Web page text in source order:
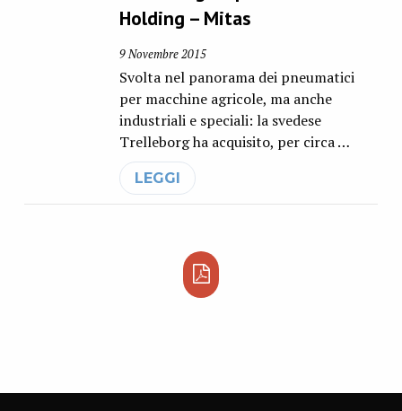
Holding – Mitas
9 Novembre 2015
Svolta nel panorama dei pneumatici
per macchine agricole, ma anche
industriali e speciali: la svedese
Trelleborg ha acquisito, per circa …
LEGGI